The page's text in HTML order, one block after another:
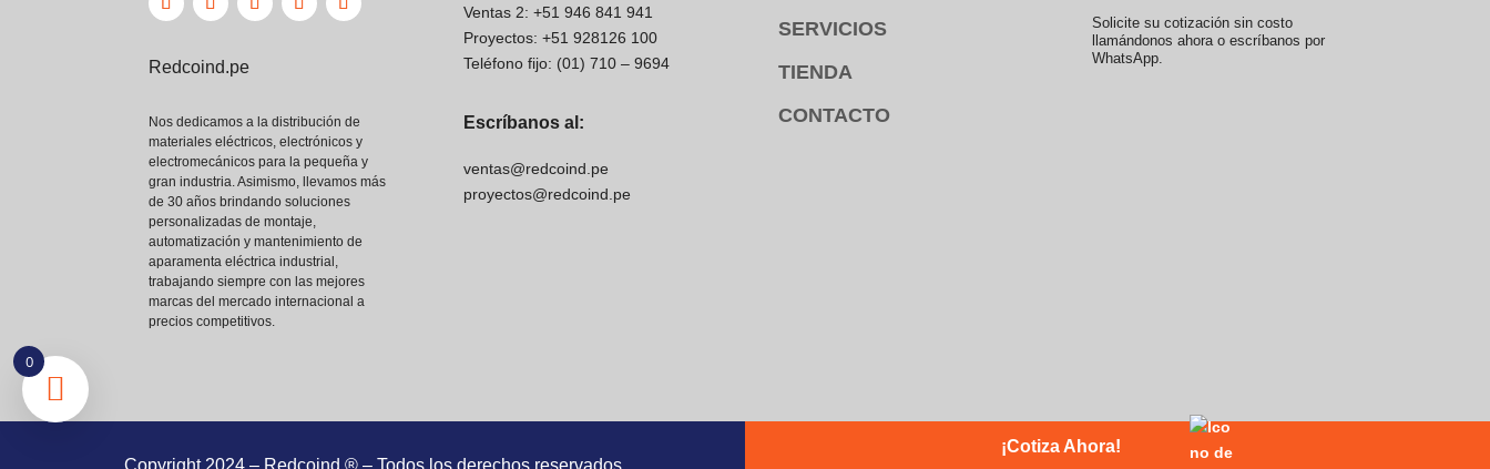
Redcoind.pe
Nos dedicamos a la distribución de
materiales eléctricos, electrónicos y
electromecánicos para la pequeña y
gran industria. Asimismo, llevamos más
de 30 años brindando soluciones
personalizadas de montaje,
automatización y mantenimiento de
aparamenta eléctrica industrial,
trabajando siempre con las mejores
marcas del mercado internacional a
precios competitivos.
Ventas 2: +51 946 841 941
Proyectos: +51 928126 100
Teléfono fijo: (01) 710 – 9694
Escríbanos al:
ventas@redcoind.pe
proyectos@redcoind.pe
SERVICIOS
TIENDA
CONTACTO
Solicite su cotización sin costo
llamándonos ahora o escríbanos por
WhatsApp.
¡Cotiza Ahora!
0